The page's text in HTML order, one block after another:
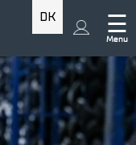
☰
Menu
DK